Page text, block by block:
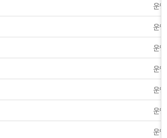
]CJ대한통운 택배노조 파업으로 인한 지연에 대한 알림.
출시] 모바일 앱으로 간편하게 방문하세요.
운영자
운영자
운영자
운영자
운영자
운영자
운영자